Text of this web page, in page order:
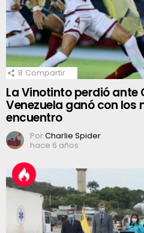
8 Compartir
La Vinotinto perdió ante
Venezuela ganó con los
encuentro
PorCharlie Spider
hace 6 años